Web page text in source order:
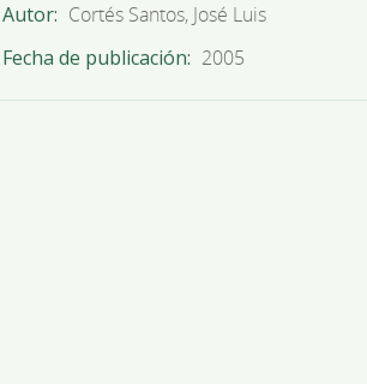
Autor Cortés Santos, José Luis
Fecha de publicación 2005